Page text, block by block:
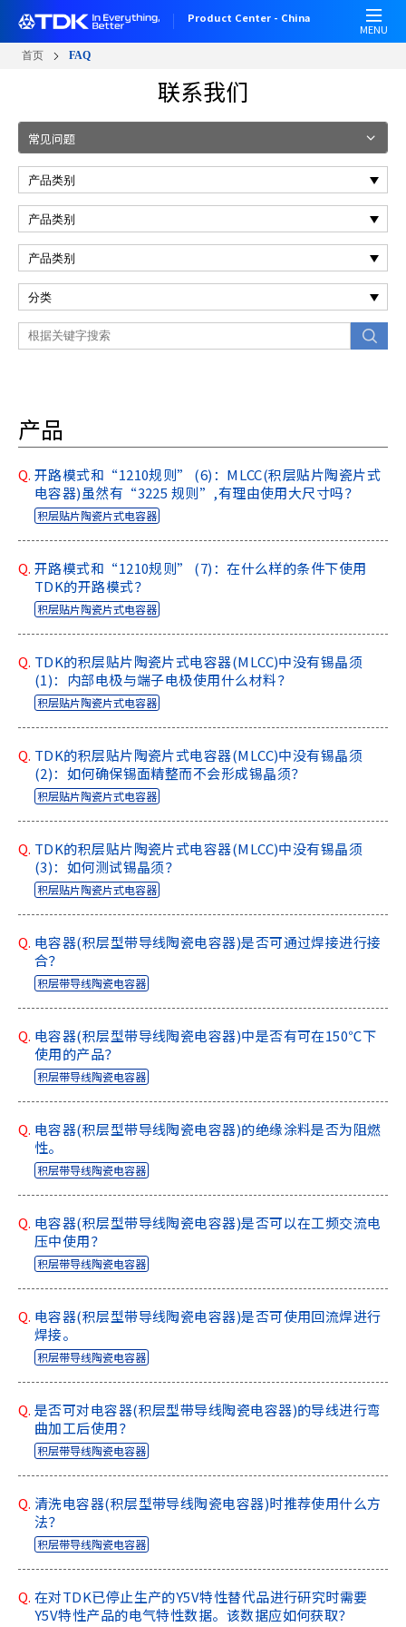
Product Center - China
MENU
首页 FAQ
b
a
i
a
i
o
n
F
l
i
t
联系我们
常见问题
产品
Q. 开路模式和“1210规则” (6)：MLCC(积层贴片陶瓷片式
电容器)虽然有“3225 规则”,有理由使用大尺寸吗？
积层贴片陶瓷片式电容器
Q. 开路模式和“1210规则” (7)：在什么样的条件下使用
TDK的开路模式？
积层贴片陶瓷片式电容器
Q. TDK的积层贴片陶瓷片式电容器(MLCC)中没有锡晶须
(1)：内部电极与端子电极使用什么材料？
积层贴片陶瓷片式电容器
Q. TDK的积层贴片陶瓷片式电容器(MLCC)中没有锡晶须
(2)：如何确保锡面精整而不会形成锡晶须？
积层贴片陶瓷片式电容器
Q. TDK的积层贴片陶瓷片式电容器(MLCC)中没有锡晶须
(3)：如何测试锡晶须？
积层贴片陶瓷片式电容器
Q. 电容器(积层型带导线陶瓷电容器)是否可通过焊接进行接
合？
积层带导线陶瓷电容器
Q. 电容器(积层型带导线陶瓷电容器)中是否有可在150℃下
使用的产品？
积层带导线陶瓷电容器
Q. 电容器(积层型带导线陶瓷电容器)的绝缘涂料是否为阻燃
性。
积层带导线陶瓷电容器
Q. 电容器(积层型带导线陶瓷电容器)是否可以在工频交流电
压中使用？
积层带导线陶瓷电容器
Q. 电容器(积层型带导线陶瓷电容器)是否可使用回流焊进行
焊接。
积层带导线陶瓷电容器
Q. 是否可对电容器(积层型带导线陶瓷电容器)的导线进行弯
曲加工后使用？
积层带导线陶瓷电容器
Q. 清洗电容器(积层型带导线陶瓷电容器)时推荐使用什么方
法？
积层带导线陶瓷电容器
Q. 在对TDK已停止生产的Y5V特性替代品进行研究时需要
Y5V特性产品的电气特性数据。该数据应如何获取？